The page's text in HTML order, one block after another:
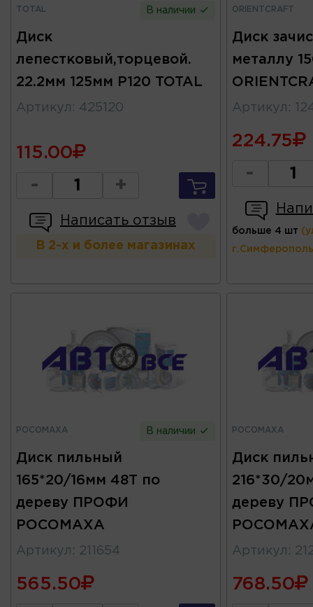
TOTAL В наличии
Диск
лепестковый,торцевой.
22.2мм 125мм Р120 TOTAL
Артикул : 425120
115.00
- +
Написать отзыв
В 2-х и более магазинах
ORIENTCRAFT
Диск
металлу
Артикул :
224.75
-
больше 4 шт
РОСОМАХА В наличии
Диск пильный
165*20/16мм 48Т по
дереву ПРОФИ
РОСОМАХА
Артикул : 211654
565.50
РОСОМАХА
Диск
216*30/
дереву
Артикул :
768.50